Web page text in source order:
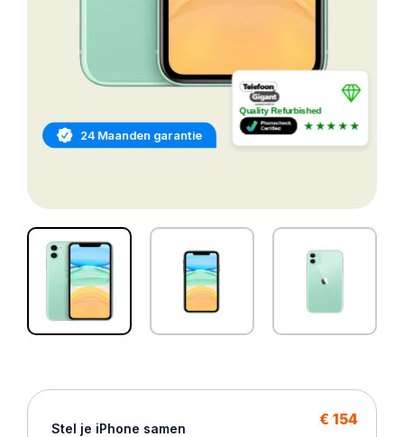
24 Maanden garantie
Quality Refurbished
★★★★★
Stel je iPhone samen
€ 154